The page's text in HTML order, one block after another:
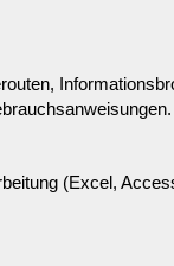
(Excel,